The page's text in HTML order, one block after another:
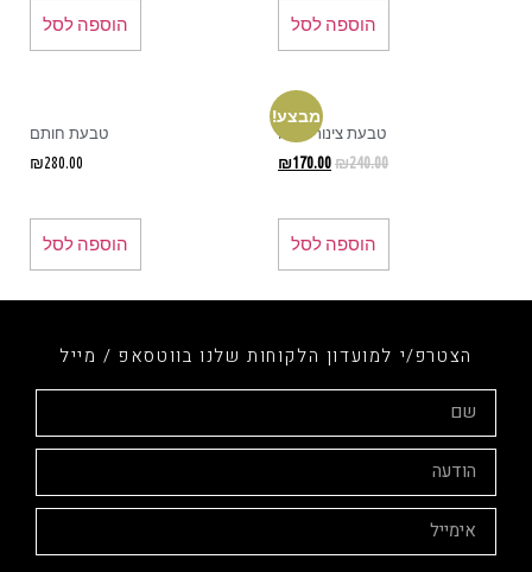
הוספה לסל הוספה לסל
מבצע!
טבעת צינור הכוח
₪240.00
₪170.00
הוספה לסל
טבעת חותם
₪280.00
הוספה לסל
הצטרפ/י למועדון הלקוחות שלנו בווטסאפ / מייל